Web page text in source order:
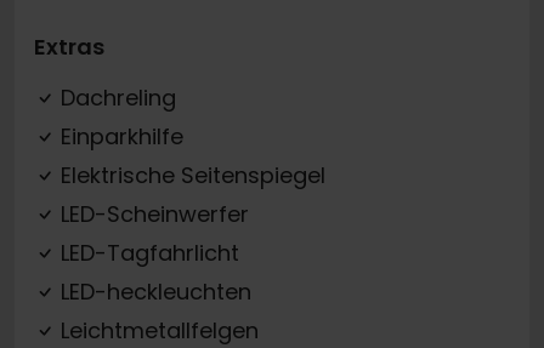
Extras
Dachreling
Einparkhilfe
Elektrische Seitenspiegel
LED-Scheinwerfer
LED-Tagfahrlicht
LED-heckleuchten
Leichtmetallfelgen